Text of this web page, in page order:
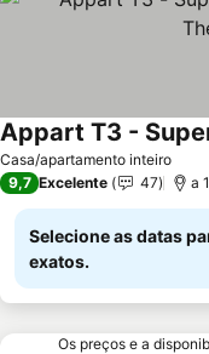
Casa/apartamento inteiro
9,7 Excelente 47 a
Selecione as datas
exatos.
Os preços e a